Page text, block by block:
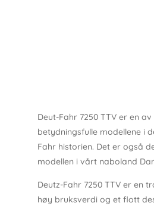
Deut-Fahr 7250 TTV er en
betydningsfulle modellene i
Fahr historien. Det er også
modellen i vårt naboland
Deutz-Fahr 7250 TTV er en
høy bruksverdi og et flott